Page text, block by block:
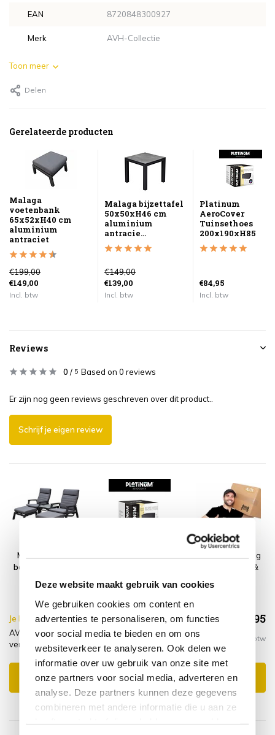
Deze website maakt gebruik van cookies
We gebruiken cookies om content en
advertenties te personaliseren, om functies
voor social media te bieden en om ons
websiteverkeer te analyseren. Ook delen we
informatie over uw gebruik van onze site met
onze partners voor social media, adverteren en
analyse. Deze partners kunnen deze gegevens
combineren met andere informatie die u aan ze
EAN 8720848300927
Merk AVH-Collectie
Toon meer
Delen
Gerelateerde producten
Malaga
voetenbank
65x52xH40 cm
aluminium
antraciet
€199,00
€149,00
Incl. btw
Malaga bijzettafel
50x50xH46 cm
aluminium
antracie...
€149,00
€139,00
Incl. btw
Platinum
AeroCover
Tuinsethoes
200x190xH85
€84,95
Incl. btw
Reviews
0 / 5 Based on 0 reviews
Er zijn nog geen reviews geschreven over dit product..
Schrijf je eigen review
Monaco lounge
balkonset 5 delig
antraciet
200x190xH85
Montagelevering
- Extra gemak &
Je bespaart €15.00,- €1.444,95 €1.429,95
AVH-Collectie Monaco lounge balkonset 5 delig
verstelbaar antraciet + hoes + montagelevering
Incl. btw
Toevoegen aan winkelwagen